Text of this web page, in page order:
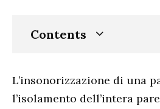
Contents
L’insonorizzazione di una
l’isolamento dell’intera